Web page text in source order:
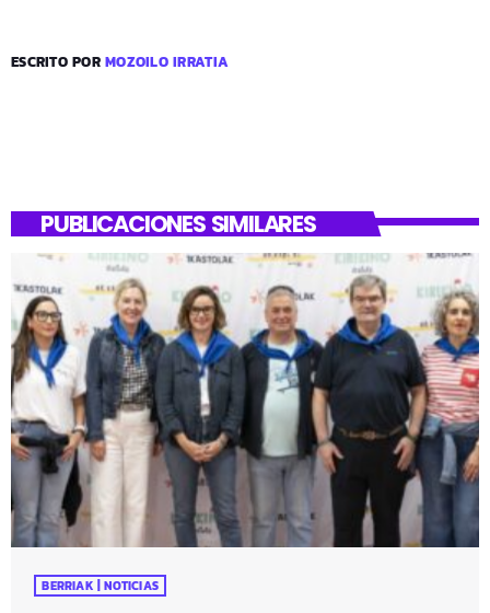
ESCRITO PORMOZOILO IRRATIA
PUBLICACIONES SIMILARES
BERRIAK | NOTICIAS